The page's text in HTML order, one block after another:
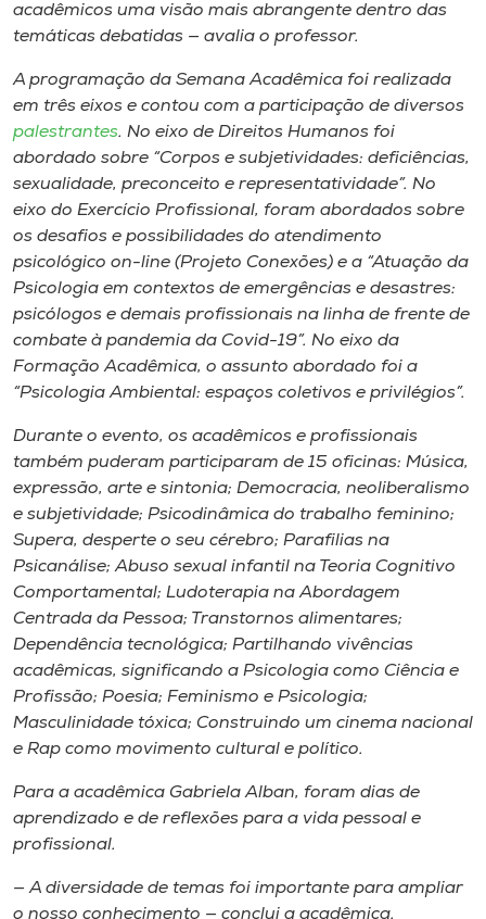
acadêmicos uma visão mais abrangente dentro das
temáticas debatidas — avalia o professor.
A programação da Semana Acadêmica foi realizada
em três eixos e contou com a participação de diversos
palestrantes. No eixo de Direitos Humanos foi
abordado sobre “Corpos e subjetividades: deficiências,
sexualidade, preconceito e representatividade”. No
eixo do Exercício Profissional, foram abordados sobre
os desafios e possibilidades do atendimento
psicológico on-line (Projeto Conexões) e a “Atuação da
Psicologia em contextos de emergências e desastres:
psicólogos e demais profissionais na linha de frente de
combate à pandemia da Covid-19”. No eixo da
Formação Acadêmica, o assunto abordado foi a
“Psicologia Ambiental: espaços coletivos e privilégios”.
Durante o evento, os acadêmicos e profissionais
também puderam participaram de 15 oficinas: Música,
expressão, arte e sintonia; Democracia, neoliberalismo
e subjetividade; Psicodinâmica do trabalho feminino;
Supera, desperte o seu cérebro; Parafilias na
Psicanálise; Abuso sexual infantil na Teoria Cognitivo
Comportamental; Ludoterapia na Abordagem
Centrada da Pessoa; Transtornos alimentares;
Dependência tecnológica; Partilhando vivências
acadêmicas, significando a Psicologia como Ciência e
Profissão; Poesia; Feminismo e Psicologia;
Masculinidade tóxica; Construindo um cinema nacional
e Rap como movimento cultural e político.
Para a acadêmica Gabriela Alban, foram dias de
aprendizado e de reflexões para a vida pessoal e
profissional.
— A diversidade de temas foi importante para ampliar
o nosso conhecimento — conclui a acadêmica.